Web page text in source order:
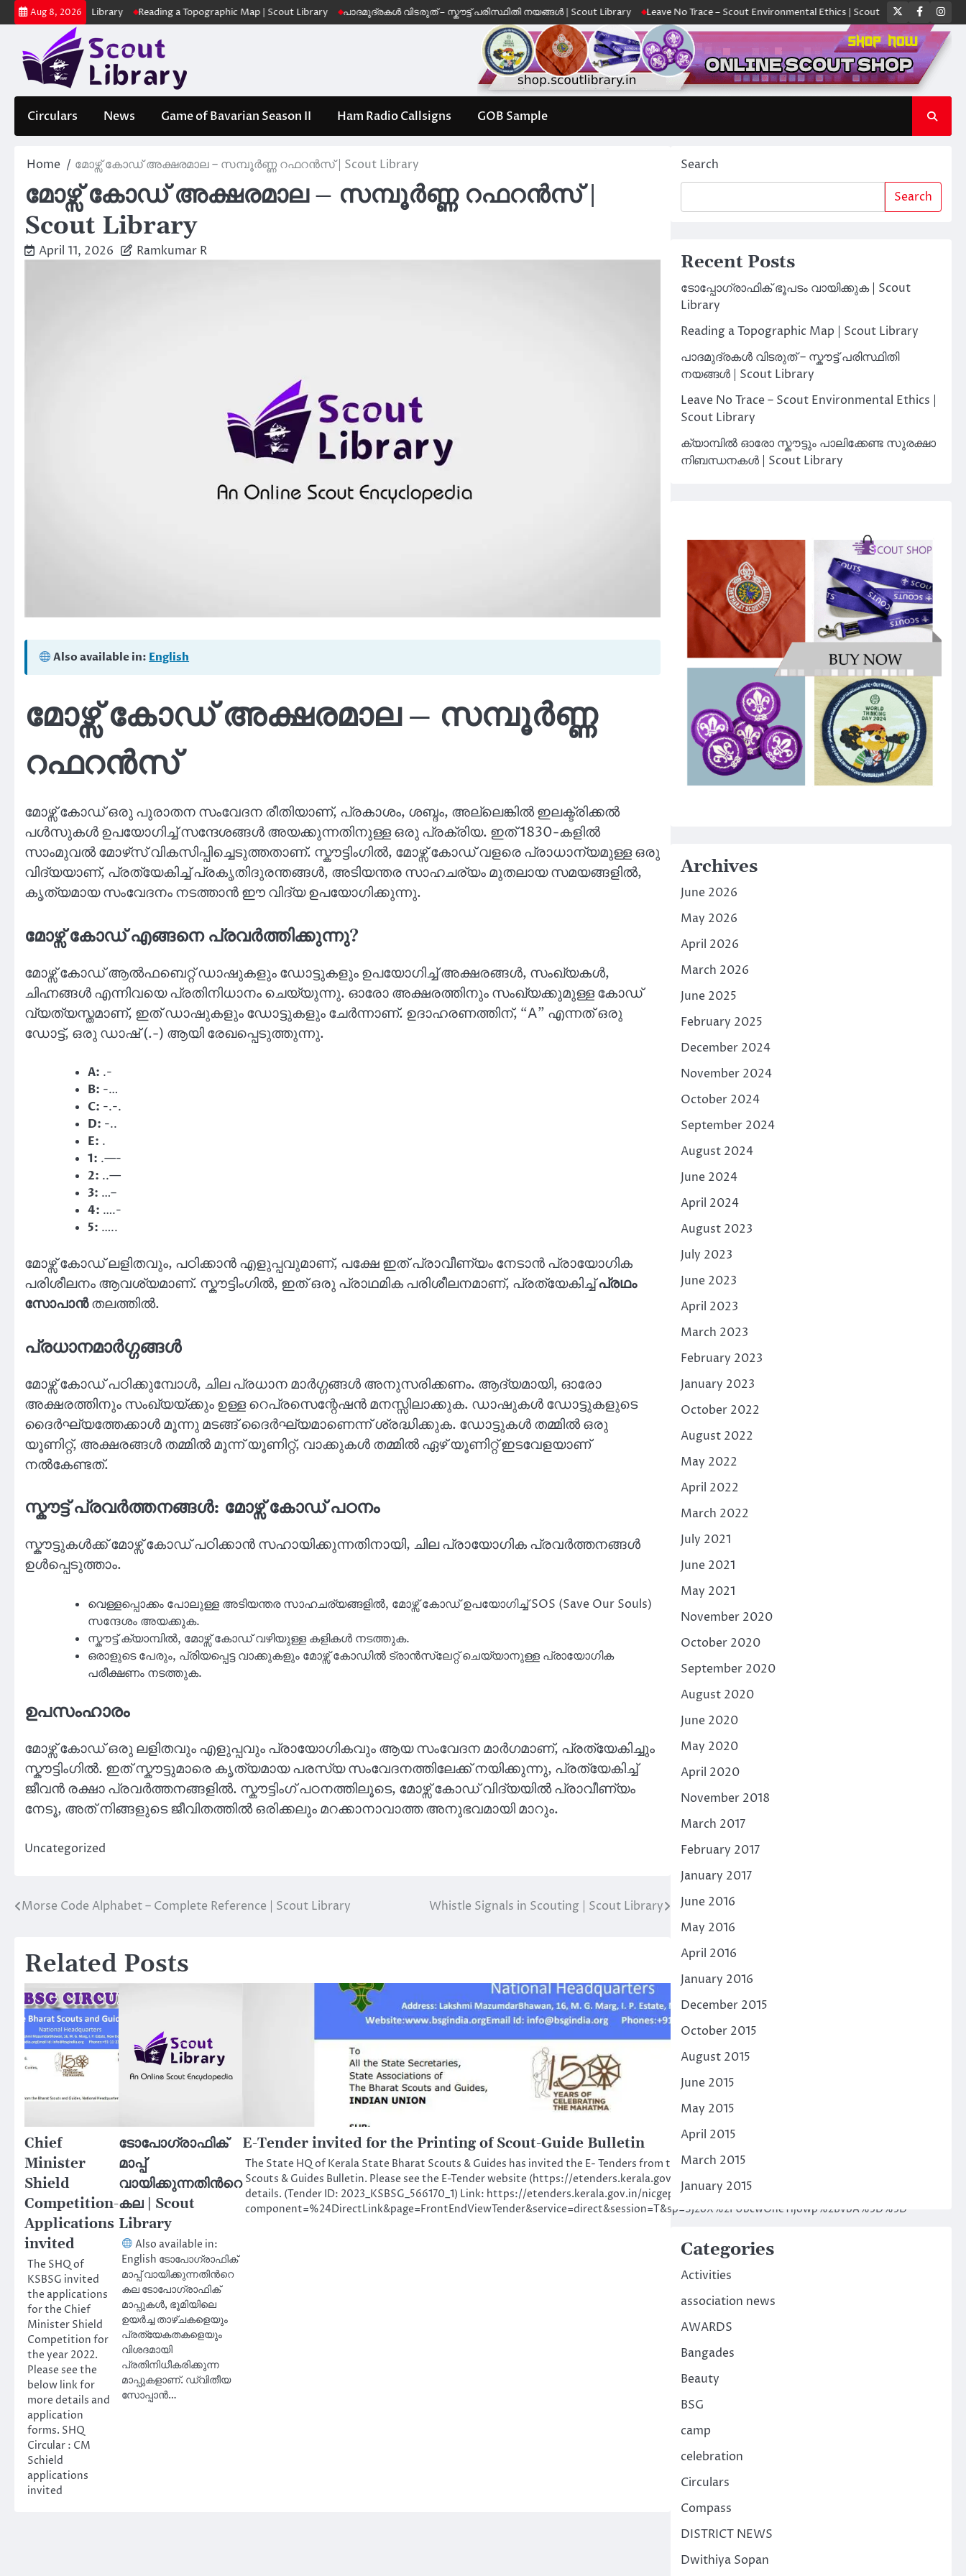
Skip
to
Aug 8, 2026
| Scout Library Reading a Topographic Map | Scout Library പാദമുദ്രകൾ വിടരുത് – സ്കൗട്ട് പരിസ്ഥിതി നയങ്ങൾ | Scout Library Leave No Trace – Scout Environmental Ethics | Scout Library ക്യാമ്പിൽ ഓരോ
Twitter
Circulars News Game of Bavarian Season II Ham Radio Callsigns GOB Sample
Home മോഴ്സ് കോഡ് അക്ഷരമാല – സമ്പൂർണ്ണ റഫറൻസ് | Scout Library
മോഴ്സ് കോഡ് അക്ഷരമാല – സമ്പൂർണ്ണ റഫറൻസ് |
Scout Library
April 11, 2026 Ramkumar R
Also available in: English
മോഴ്സ് കോഡ് അക്ഷരമാല – സമ്പൂർണ്ണ
റഫറൻസ്
മോഴ്സ് കോഡ് ഒരു പുരാതന സംവേദന രീതിയാണ്, പ്രകാശം, ശബ്ദം, അല്ലെങ്കിൽ ഇലക്ട്രിക്കൽ
പൾസുകൾ ഉപയോഗിച്ച് സന്ദേശങ്ങൾ അയക്കുന്നതിനുള്ള ഒരു പ്രക്രിയ. ഇത് 1830-കളിൽ
സാംമുവൽ മോഴ്‌സ് വികസിപ്പിച്ചെടുത്തതാണ്. സ്കൗട്ടിംഗിൽ, മോഴ്സ് കോഡ് വളരെ പ്രാധാന്യമുള്ള ഒരു
വിദ്യയാണ്, പ്രത്യേകിച്ച് പ്രകൃതിദുരന്തങ്ങൾ, അടിയന്തര സാഹചര്യം മുതലായ സമയങ്ങളിൽ,
കൃത്യമായ സംവേദനം നടത്താൻ ഈ വിദ്യ ഉപയോഗിക്കുന്നു.
മോഴ്സ് കോഡ് എങ്ങനെ പ്രവർത്തിക്കുന്നു?
മോഴ്സ് കോഡ് ആൽഫബെറ്റ് ഡാഷുകളും ഡോട്ടുകളും ഉപയോഗിച്ച് അക്ഷരങ്ങൾ, സംഖ്യകൾ,
ചിഹ്നങ്ങൾ എന്നിവയെ പ്രതിനിധാനം ചെയ്യുന്നു. ഓരോ അക്ഷരത്തിനും സംഖ്യക്കുമുള്ള കോഡ്
വ്യത്യസ്തമാണ്, ഇത് ഡാഷുകളും ഡോട്ടുകളും ചേർന്നാണ്. ഉദാഹരണത്തിന്, “A” എന്നത് ഒരു
ഡോട്ട്, ഒരു ഡാഷ് (.-) ആയി രേഖപ്പെടുത്തുന്നു.
A: .-
B: -…
C: -.-.
D: -..
E: .
1: .—-
2: ..—
3: …–
4: ….-
5: …..
മോഴ്സ് കോഡ് ലളിതവും, പഠിക്കാൻ എളുപ്പവുമാണ്, പക്ഷേ ഇത് പ്രാവീണ്യം നേടാൻ പ്രായോഗിക
പരിശീലനം ആവശ്യമാണ്. സ്കൗട്ടിംഗിൽ, ഇത് ഒരു പ്രാഥമിക പരിശീലനമാണ്, പ്രത്യേകിച്ച്പ്രഥം
സോപാൻതലത്തിൽ.
പ്രധാനമാർഗ്ഗങ്ങൾ
മോഴ്സ് കോഡ് പഠിക്കുമ്പോൾ, ചില പ്രധാന മാർഗ്ഗങ്ങൾ അനുസരിക്കണം. ആദ്യമായി, ഓരോ
അക്ഷരത്തിനും സംഖ്യയ്ക്കും ഉള്ള റെപ്രസെന്റേഷൻ മനസ്സിലാക്കുക. ഡാഷുകൾ ഡോട്ടുകളുടെ
ദൈർഘ്യത്തേക്കാൾ മൂന്നു മടങ്ങ് ദൈർഘ്യമാണെന്ന് ശ്രദ്ധിക്കുക. ഡോട്ടുകൾ തമ്മിൽ ഒരു
യൂണിറ്റ്, അക്ഷരങ്ങൾ തമ്മിൽ മൂന്ന് യൂണിറ്റ്, വാക്കുകൾ തമ്മിൽ ഏഴ് യൂണിറ്റ് ഇടവേളയാണ്
നൽകേണ്ടത്.
സ്കൗട്ട് പ്രവർത്തനങ്ങൾ: മോഴ്സ് കോഡ് പഠനം
സ്കൗട്ടുകൾക്ക് മോഴ്സ് കോഡ് പഠിക്കാൻ സഹായിക്കുന്നതിനായി, ചില പ്രായോഗിക പ്രവർത്തനങ്ങൾ
ഉൾപ്പെടുത്താം.
വെള്ളപ്പൊക്കം പോലുള്ള അടിയന്തര സാഹചര്യങ്ങളിൽ, മോഴ്സ് കോഡ് ഉപയോഗിച്ച് SOS (Save Our Souls)
സന്ദേശം അയക്കുക.
സ്കൗട്ട് ക്യാമ്പിൽ, മോഴ്സ് കോഡ് വഴിയുള്ള കളികൾ നടത്തുക.
ഒരാളുടെ പേരും, പ്രിയപ്പെട്ട വാക്കുകളും മോഴ്സ് കോഡിൽ ട്രാൻസ്ലേറ്റ് ചെയ്യാനുള്ള പ്രായോഗിക
പരീക്ഷണം നടത്തുക.
ഉപസംഹാരം
മോഴ്സ് കോഡ് ഒരു ലളിതവും എളുപ്പവും പ്രായോഗികവും ആയ സംവേദന മാർഗമാണ്, പ്രത്യേകിച്ചും
സ്കൗട്ടിംഗിൽ. ഇത് സ്കൗട്ടുമാരെ കൃത്യമായ പരസ്യ സംവേദനത്തിലേക്ക് നയിക്കുന്നു, പ്രത്യേകിച്ച്
ജീവൻ രക്ഷാ പ്രവർത്തനങ്ങളിൽ. സ്കൗട്ടിംഗ് പഠനത്തിലൂടെ, മോഴ്സ് കോഡ് വിദ്യയിൽ പ്രാവീണ്യം
നേടൂ, അത് നിങ്ങളുടെ ജീവിതത്തിൽ ഒരിക്കലും മറക്കാനാവാത്ത അനുഭവമായി മാറും.
Uncategorized
Post
Morse Code Alphabet – Complete Reference | Scout Library Whistle Signals in Scouting | Scout Library
Related Posts
Chief
Minister
Shield
Competition-
Applications
invited
The SHQ of
KSBSG invited
the applications
for the Chief
Minister Shield
Competition for
the year 2022.
Please see the
below link for
more details and
application
forms. SHQ
Circular : CM
Schield
applications
invited
ടോപോഗ്രാഫിക്
മാപ്പ്
വായിക്കുന്നതിന്‍റെ
കല | Scout
Library
Also available in:
English ടോപോഗ്രാഫിക്
മാപ്പ് വായിക്കുന്നതിന്‍റെ
കല ടോപോഗ്രാഫിക്
മാപ്പുകൾ, ഭൂമിയിലെ
ഉയർച്ച താഴ്ചകളെയും
പ്രത്യേകതകളെയും
വിശദമായി
പ്രതിനിധീകരിക്കുന്ന
മാപ്പുകളാണ്. ഡ്വിതീയ
സോപ്പാൻ…
E-Tender invited for the Printing of Scout-Guide Bulletin
The State HQ of Kerala State Bharat Scouts & Guides has invited the E- Tenders from the reputed printing firms for the printing of
Scouts & Guides Bulletin. Please see the E-Tender website (https://etenders.kerala.gov.in/nicgep/app) of Govt of Kerala for more
details. (Tender ID: 2023_KSBSG_566170_1) Link: https://etenders.kerala.gov.in/nicgep/app?
component=%24DirectLink&page=FrontEndViewTender&service=direct&session=T&sp=SJ2oX%2FUbcwOheYljowp%2BvbA%3D%3D
Search
Search
Recent Posts
ടോപ്പോഗ്രാഫിക് ഭൂപടം വായിക്കുക | Scout
Library
Reading a Topographic Map | Scout Library
പാദമുദ്രകൾ വിടരുത് – സ്കൗട്ട് പരിസ്ഥിതി
നയങ്ങൾ | Scout Library
Leave No Trace – Scout Environmental Ethics |
Scout Library
ക്യാമ്പിൽ ഓരോ സ്കൗട്ടും പാലിക്കേണ്ട സുരക്ഷാ
നിബന്ധനകൾ | Scout Library
Archives
June 2026
May 2026
April 2026
March 2026
June 2025
February 2025
December 2024
November 2024
October 2024
September 2024
August 2024
June 2024
April 2024
August 2023
July 2023
June 2023
April 2023
March 2023
February 2023
January 2023
October 2022
August 2022
May 2022
April 2022
March 2022
July 2021
June 2021
May 2021
November 2020
October 2020
September 2020
August 2020
June 2020
May 2020
April 2020
November 2018
March 2017
February 2017
January 2017
June 2016
May 2016
April 2016
January 2016
December 2015
October 2015
August 2015
June 2015
May 2015
April 2015
March 2015
January 2015
Categories
Activities
association news
AWARDS
Bangades
Beauty
BSG
camp
celebration
Circulars
Compass
DISTRICT NEWS
Dwithiya Sopan